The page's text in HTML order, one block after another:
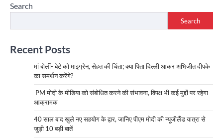
Search
Search
Recent Posts
मां बोलीं- बेटे को माइग्रेन, सेहत की चिंता; क्या पिता दिल्ली आकर अभिजीत दीपके
का समर्थन करेंगे?
PM मोदी के मीडिया को संबोधित करने की संभावना, विपक्ष भी कई मुद्दों पर रहेगा
आक्रामक
40 साल बाद खुले नए सहयोग के द्वार, जानिए पीएम मोदी की न्यूजीलैंड यात्रा से
जुड़ी 10 बड़ी बातें